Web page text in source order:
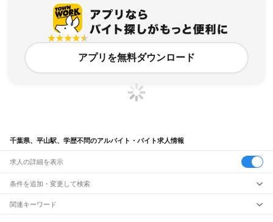
アプリを無料ダウンロード
千葉県、平山駅、学歴不問のアルバイト・バイト求人情報
求人の詳細を表示
条件を追加・変更して検索
市区町村を追加・変更
関連キーワード